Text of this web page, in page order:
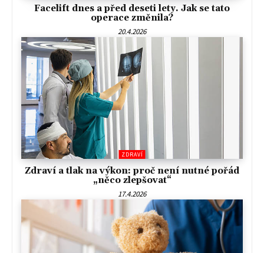
Facelift dnes a před deseti lety. Jak se tato
operace změnila?
20.4.2026
ZDRAVÍ
Zdraví a tlak na výkon: proč není nutné pořád
„něco zlepšovat“
17.4.2026